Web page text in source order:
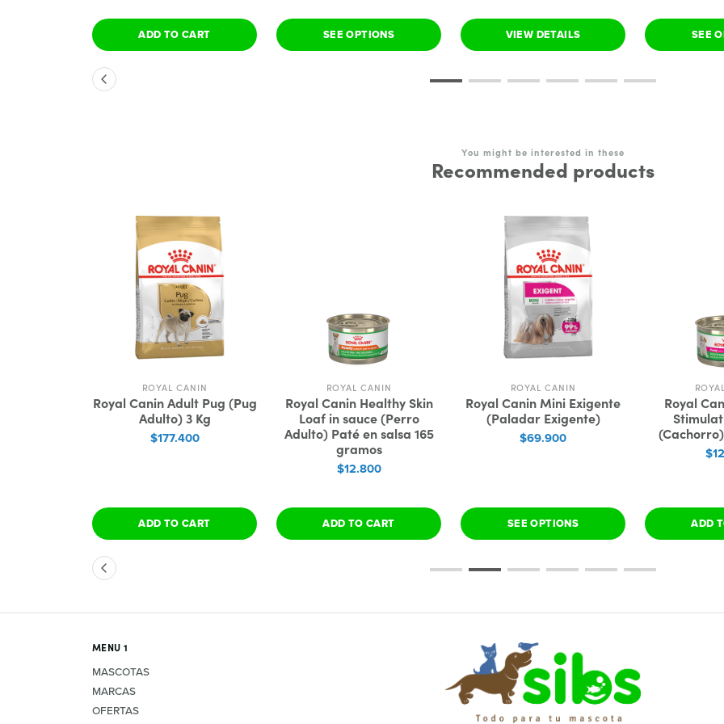
ADD TO CART SEE OPTIONS VIEW DETAILS SEE
You might be interested in these
Recommended products
ROYAL CANIN
Royal Canin Adult Pug (Pug
Adulto) 3 Kg
$177.400
ADD TO CART
ROYAL CANIN
Royal Canin Healthy Skin
Loaf in sauce (Perro
Adulto) Paté en salsa 165
gramos
$12.800
ADD TO CART
ROYAL CANIN
Royal Canin Mini Exigente
(Paladar Exigente)
$69.900
SEE OPTIONS
Royal
ADD
MENU 1
MASCOTAS
MARCAS
OFERTAS